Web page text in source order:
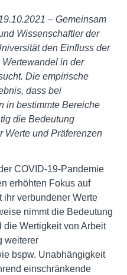
– Gemeinsam
Wissenschaftler der
den Einfluss der
in der
Die empirische
dass bei
in bestimmte Bereiche
die Bedeutung
Werte und Präferenzen
COVID-19-Pandemie
erhöhten Fokus auf
ihr verbundener Werte
nimmt die Bedeutung
die Wertigkeit von Arbeit
weiterer
bspw. Unabhängigkeit
einschränkende